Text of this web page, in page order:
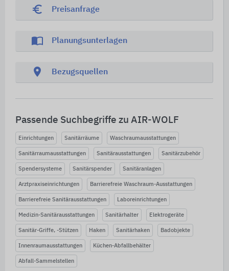
euro_symbol Preisanfrage
import_contacts Planungsunterlagen
location_on Bezugsquellen
Passende Suchbegriffe zu AIR-WOLF
Einrichtungen Sanitärräume Waschraumausstattungen
Sanitärraumausstattungen Sanitärausstattungen Sanitärzubehör
Spendersysteme Sanitärspender Sanitäranlagen
Arztpraxiseinrichtungen Barrierefreie Waschraum-Ausstattungen
Barrierefreie Sanitärausstattungen Laboreinrichtungen
Medizin-Sanitärausstattungen Sanitärhalter Elektrogeräte
Sanitär-Griffe, -Stützen Haken Sanitärhaken Badobjekte
Innenraumausstattungen Küchen-Abfallbehälter
Abfall-Sammelstellen